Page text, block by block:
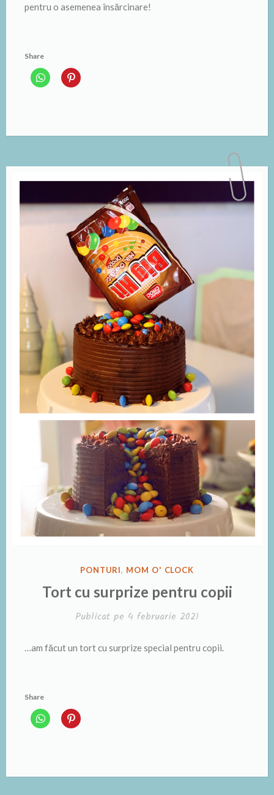
pentru o asemenea însărcinare!
Share
PUBLICAT
PONTURI, MOM O' CLOCK
Tort cu surprize pentru copii
Publicat pe 4 februarie 2021
…am făcut un tort cu surprize special pentru copii.
Share